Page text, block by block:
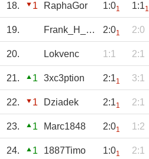
18. 1 RaphaGor 1:01 1:11
19. Frank_H_aus_BO 2:01 2:0
20. Lokvenc 1:1 2:1
21. 1 3xc3ption 2:11 3:1
22. 1 Dziadek 2:11 2:1
23. 1 Marc1848 2:01 1:2
24. 1 1887Timo 1:01 2:1